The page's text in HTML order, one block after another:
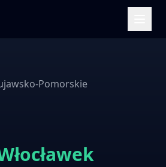
Pomorskie